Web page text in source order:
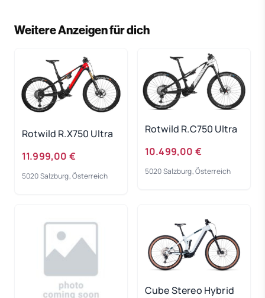
Weitere Anzeigen für dich
Rotwild R.X750 Ultra
11.999,00 €
5020 Salzburg, Österreich
Rotwild R.C750 Ultra
10.499,00 €
5020 Salzburg, Österreich
Cube Stereo Hybrid